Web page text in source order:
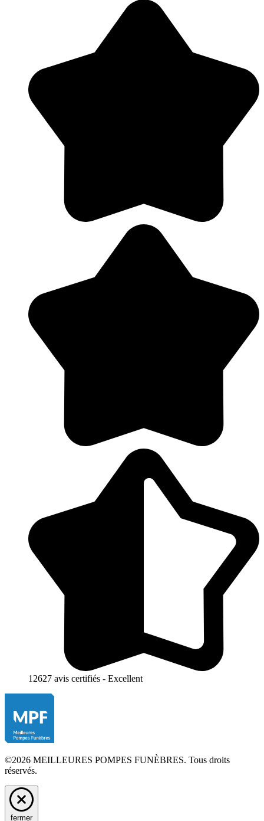
12627 avis certifiés - Excellent
©2026 MEILLEURES POMPES FUNÈBRES. Tous droits
réservés.
fermer